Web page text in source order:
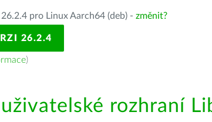
pro Linux Aarch64 (deb) - změnit?
26.2.4
)
rozhraní